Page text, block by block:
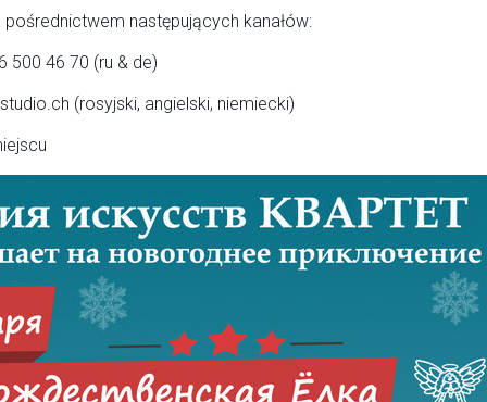
następujących kanałów:
500 46 70 (ru & de)
(rosyjski, angielski, niemiecki)